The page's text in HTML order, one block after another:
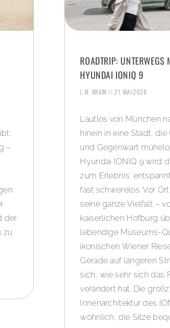
–
der
zu
ROADTRIP: UNTERWEGS
HYUNDAI IONIQ 9
J. M. BRAIN 21. MAI 2026
Lautlos von München
hinein in eine Stadt,
und Gegenwart
Hyundai IONIQ 9 wird
zum Erlebnis:
fast schwerelos. Vor
seine ganze Vielfalt –
kaiserlichen Hofburg
lebendige Museums-
ikonischen Wiener
Gerade auf längeren
sich, wie sehr sich das
verändert hat. Die
Innenarchitektur des
wohnlich, die Sitze